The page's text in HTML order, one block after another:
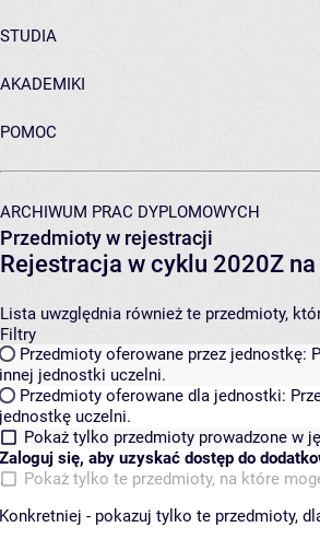
STUDIA
AKADEMIKI
POMOC
ARCHIWUM PRAC DYPLOMOWYCH
Przedmioty w rejestracji
Rejestracja w cyklu 2020Z
Lista uwzględnia również te przedmioty,
Filtry
Przedmioty oferowane przez jednostkę:
innej jednostki uczelni.
Przedmioty oferowane dla jednostki:
jednostkę uczelni.
Pokaż tylko przedmioty prowadzone w
Zaloguj się, aby uzyskać dostęp do
Pokaż tylko te przedmioty, na które
Konkretniej - pokazuj tylko te przedmioty,